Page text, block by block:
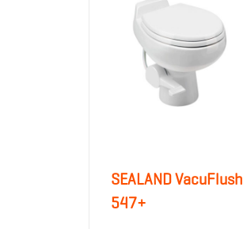
SEALAND VacuFlush
547+